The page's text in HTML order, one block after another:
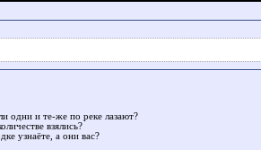
одни и те-же по реке лазают?
взялись?
узнаёте, а они вас?